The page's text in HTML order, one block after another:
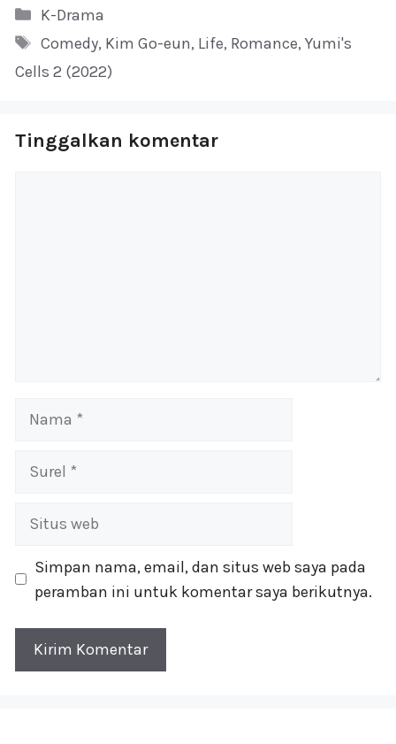
Kategori
K-Drama
Tag
Comedy, Kim Go-eun, Life, Romance, Yumi's
Cells 2 (2022)
Tinggalkan komentar
Nama
Surel
Situs
Simpan nama, email, dan situs web saya pada
peramban ini untuk komentar saya berikutnya.